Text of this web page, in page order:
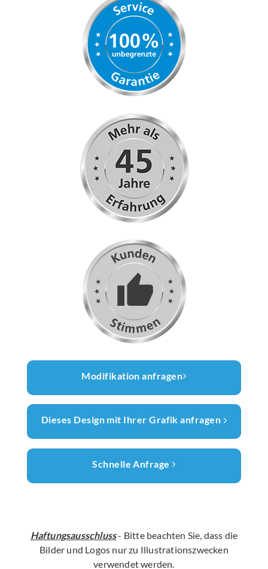
Modifikation anfragen
Dieses Design mit Ihrer Grafik anfragen
Schnelle Anfrage
Haftungsausschluss- Bitte beachten Sie, dass die
Bilder und Logos nur zu Illustrationszwecken
verwendet werden.